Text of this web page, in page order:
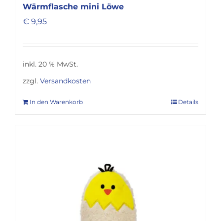
Wärmflasche mini Löwe
€ 9,95
inkl. 20 % MwSt.
zzgl. Versandkosten
In den Warenkorb Details